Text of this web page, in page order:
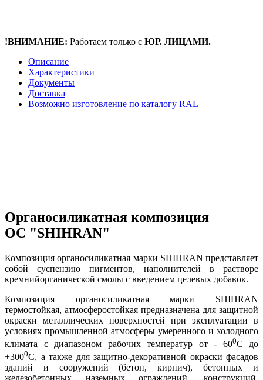
!ВНИМАНИЕ: Работаем только с ЮР. ЛИЦАМИ.
Описание
Характеристики
Документы
Доставка
Возможно изготовление по каталогу RAL
Органосиликатная композиция
ОС "SHIHRAN"
Композиция органосиликатная марки SHIHRAN представляет
собой суспензию пигментов, наполнителей в растворе
кремнийорганической смолы с введением целевых добавок.
Композиция органосиликатная марки SHIHRAN
термостойкая, атмосферостойкая предназначена для защитной
окраски металлических поверхностей при эксплуатации в
условиях промышленной атмосферы умеренного и холодного
климата с диапазоном рабочих температур от - 600С до
+3000С, а также для защитно-декоративной окраски фасадов
зданий и сооружений (бетон, кирпич), бетонных и